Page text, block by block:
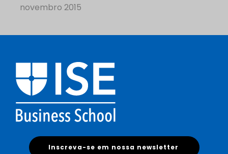
novembro 2015
Inscreva-se em nossa newsletter